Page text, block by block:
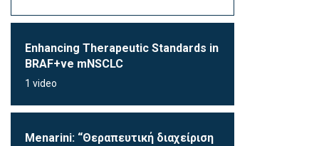
Enhancing Therapeutic Standards in
BRAF+ve mNSCLC
1 video
Menarini: “Θεραπευτική διαχείριση